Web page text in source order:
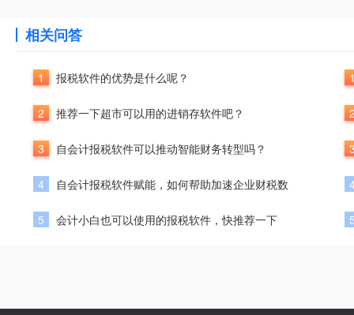
相关问答
1 报税软件的优势是什么呢？
2 推荐一下超市可以用的进销存软件吧？
3 自会计报税软件可以推动智能财务转型吗？
4 自会计报税软件赋能，如何帮助加速企业财税数
5 会计小白也可以使用的报税软件，快推荐一下